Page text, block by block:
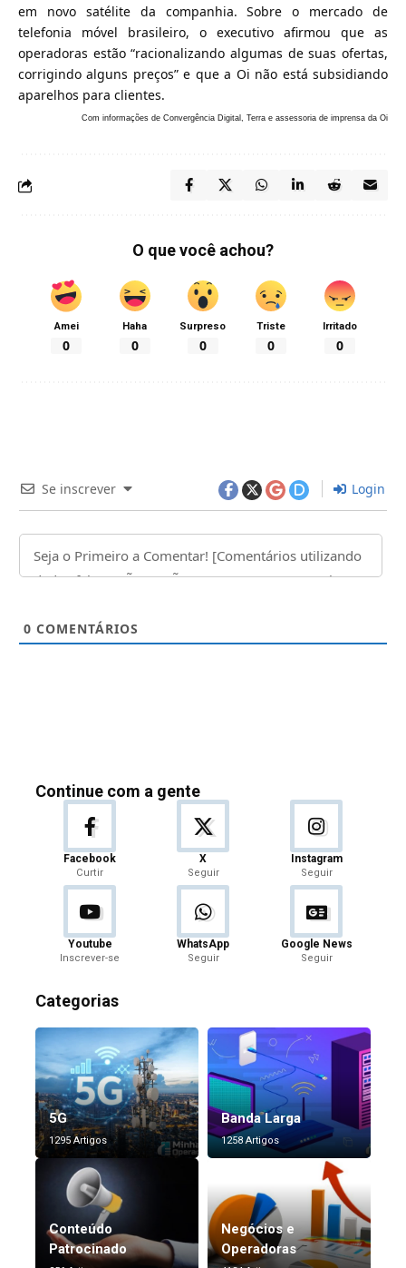
em novo satélite da companhia. Sobre o mercado de
telefonia móvel brasileiro, o executivo afirmou que as
operadoras estão “racionalizando algumas de suas ofertas,
corrigindo alguns preços” e que a Oi não está subsidiando
aparelhos para clientes.
Com informações de Convergência Digital, Terra e assessoria de imprensa da Oi
O que você achou?
Amei
0
Haha
0
Surpreso
0
Triste
0
Irritado
0
Se inscrever Login
0 COMENTÁRIOS
Continue com a gente
Facebook
Curtir
X
Seguir
Instagram
Seguir
Youtube
Inscrever-se
WhatsApp
Seguir
Google News
Seguir
Categorias
5G
1295 Artigos
Banda Larga
1258 Artigos
Conteúdo
Patrocinado
Negócios e
Operadoras